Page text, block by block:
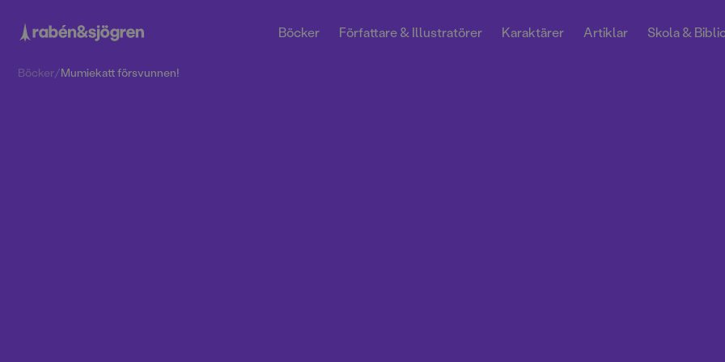
Böcker Författare & Illustratörer Karaktärer Artiklar Skola &
Böcker/Mumiekatt försvunnen!